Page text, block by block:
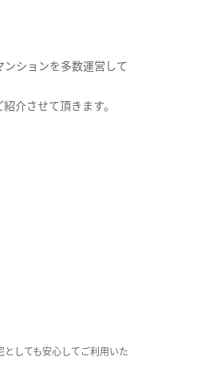
ションを多数運営して
介させて頂きます。
しても安心してご利用いた